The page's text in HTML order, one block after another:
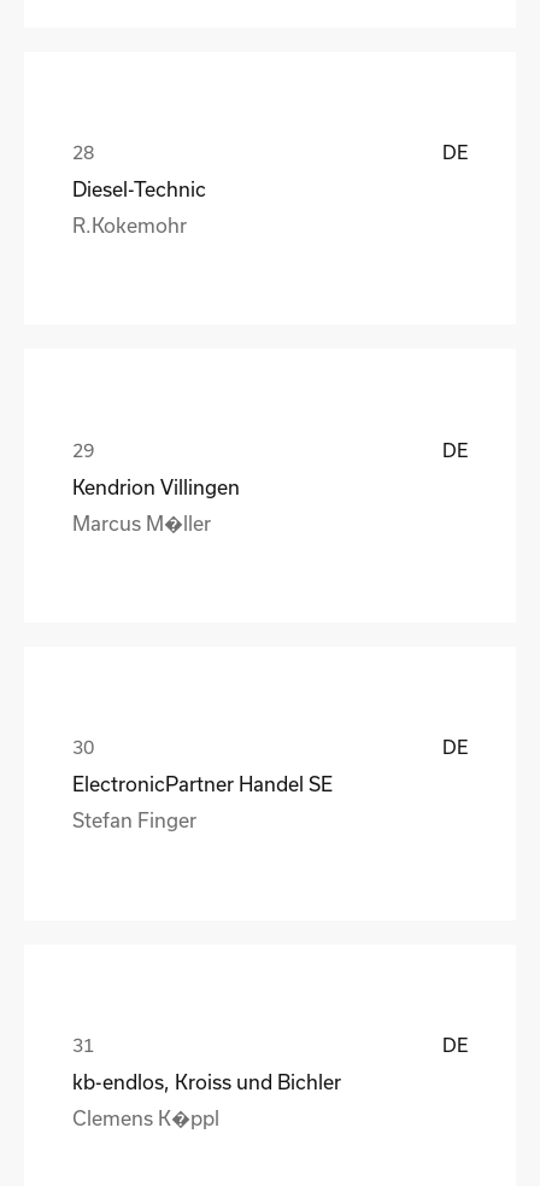
DE
Diesel-Technic
R.Kokemohr
DE
Kendrion Villingen
Marcus M�ller
DE
ElectronicPartner Handel SE
Stefan Finger
DE
kb-endlos, Kroiss und Bichler
Clemens K�ppl